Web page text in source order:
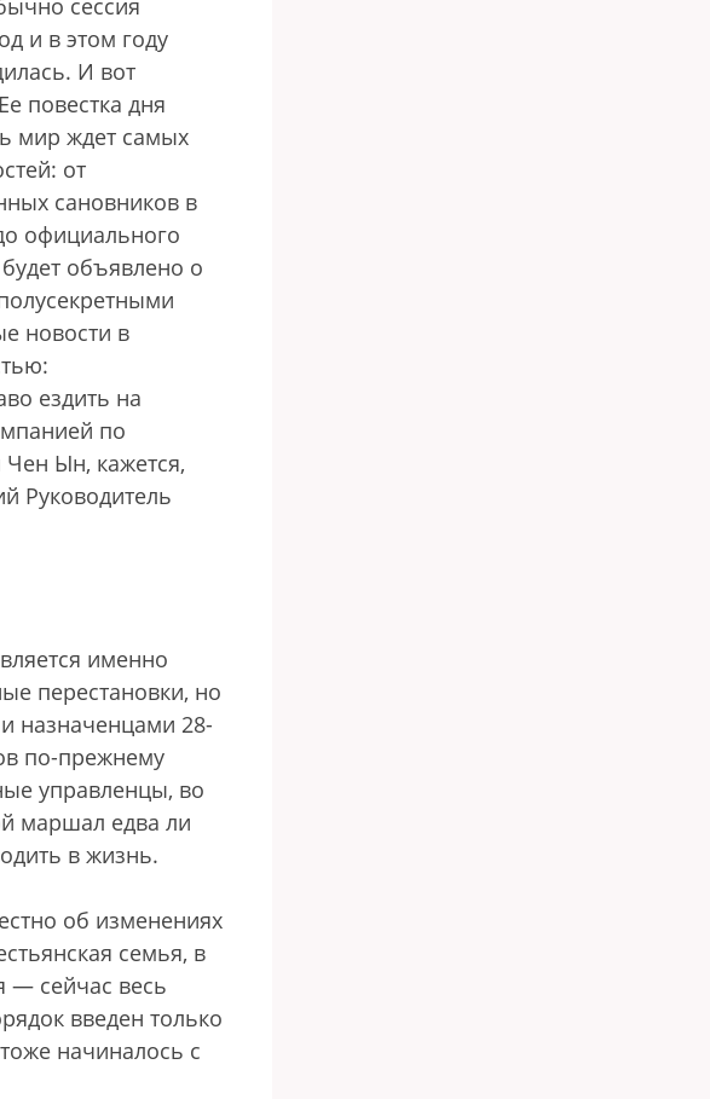
сессия
и в этом году
И вот
повестка дня
мир ждет самых
от
сановников в
официального
объявлено о
новости в
ездить на
по
Ын, кажется,
Руководитель
именно
перестановки, но
назначенцами 28-
по-прежнему
управленцы, во
маршал едва ли
в жизнь.
об изменениях
семья, в
— сейчас весь
введен только
начиналось с